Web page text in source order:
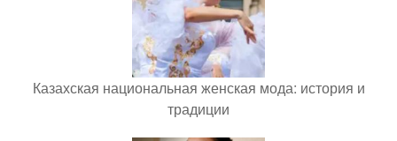
Казахская национальная женская мода: история и
традиции